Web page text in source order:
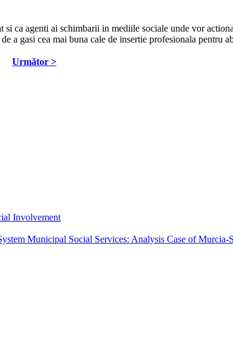
ca agenti ai schimbarii in mediile sociale unde vor
a gasi cea mai buna cale de insertie profesionala pentru
Următor >
Involvement
Municipal Social Services: Analysis Case of Murcia-